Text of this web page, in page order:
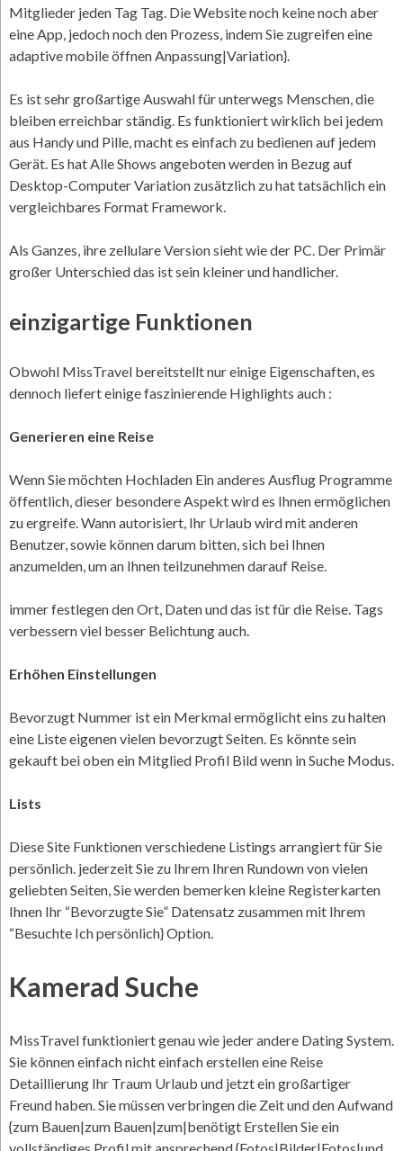
Mitglieder jeden Tag Tag. Die Website noch keine noch aber
eine App, jedoch noch den Prozess, indem Sie zugreifen eine
adaptive mobile öffnen Anpassung|Variation}.
Es ist sehr großartige Auswahl für unterwegs Menschen, die
bleiben erreichbar ständig. Es funktioniert wirklich bei jedem
aus Handy und Pille, macht es einfach zu bedienen auf jedem
Gerät. Es hat Alle Shows angeboten werden in Bezug auf
Desktop-Computer Variation zusätzlich zu hat tatsächlich ein
vergleichbares Format Framework.
Als Ganzes, ihre zellulare Version sieht wie der PC. Der Primär
großer Unterschied das ist sein kleiner und handlicher.
einzigartige Funktionen
Obwohl MissTravel bereitstellt nur einige Eigenschaften, es
dennoch liefert einige faszinierende Highlights auch :
Generieren eine Reise
Wenn Sie möchten Hochladen Ein anderes Ausflug Programme
öffentlich, dieser besondere Aspekt wird es Ihnen ermöglichen
zu ergreife. Wann autorisiert, Ihr Urlaub wird mit anderen
Benutzer, sowie können darum bitten, sich bei Ihnen
anzumelden, um an Ihnen teilzunehmen darauf Reise.
immer festlegen den Ort, Daten und das ist für die Reise. Tags
verbessern viel besser Belichtung auch.
Erhöhen Einstellungen
Bevorzugt Nummer ist ein Merkmal ermöglicht eins zu halten
eine Liste eigenen vielen bevorzugt Seiten. Es könnte sein
gekauft bei oben ein Mitglied Profil Bild wenn in Suche Modus.
Lists
Diese Site Funktionen verschiedene Listings arrangiert für Sie
persönlich. jederzeit Sie zu Ihrem Ihren Rundown von vielen
geliebten Seiten, Sie werden bemerken kleine Registerkarten
Ihnen Ihr “Bevorzugte Sie” Datensatz zusammen mit Ihrem
“Besuchte Ich persönlich} Option.
Kamerad Suche
MissTravel funktioniert genau wie jeder andere Dating System.
Sie können einfach nicht einfach erstellen eine Reise
Detaillierung Ihr Traum Urlaub und jetzt ein großartiger
Freund haben. Sie müssen verbringen die Zeit und den Aufwand
{zum Bauen|zum Bauen|zum|benötigt Erstellen Sie ein